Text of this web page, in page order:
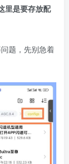
里是要存放配
题，先别急着